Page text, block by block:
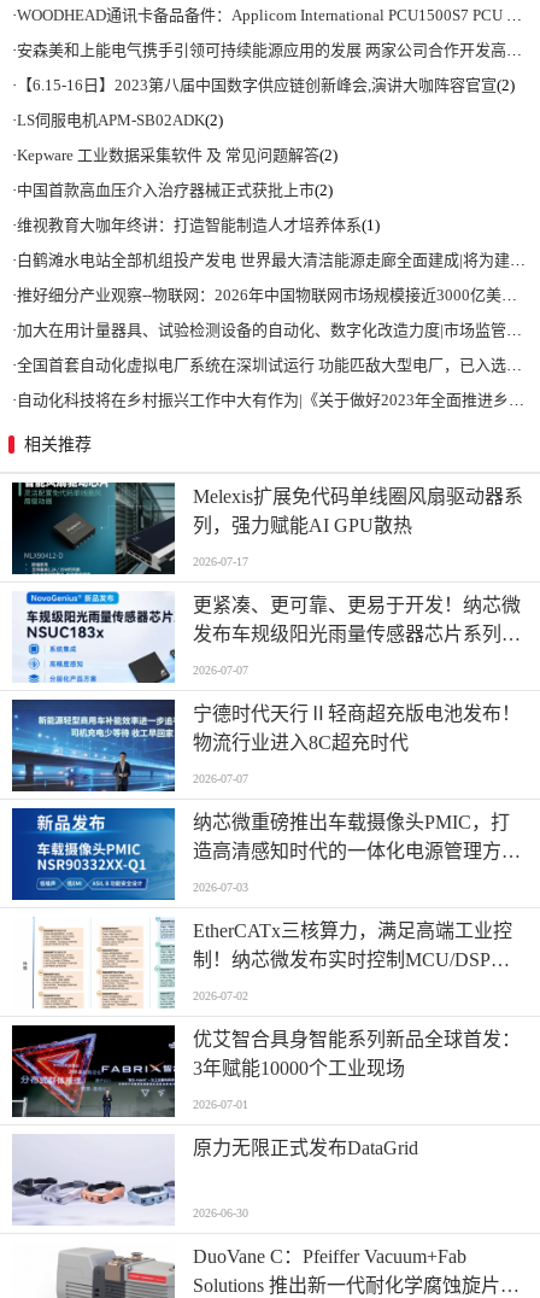
·WOODHEAD通讯卡备品备件：Applicom International PCU1500S7 PCU 1500 S7 V4.5.0
·安森美和上能电气携手引领可持续能源应用的发展 两家公司合作开发高性能储能和太阳能组串式逆变器方案 以实现可持续的未来
· 【6.15-16日】2023第八届中国数字供应链创新峰会,演讲大咖阵容官宣(2)
·LS伺服电机APM-SB02ADK(2)
·Kepware 工业数据采集软件 及 常见问题解答(2)
·中国首款高血压介入治疗器械正式获批上市(2)
·维视教育大咖年终讲：打造智能制造人才培养体系(1)
·白鹤滩水电站全部机组投产发电 世界最大清洁能源走廊全面建成|将为建设新型能源体系、保障国家能源安全、实现“双碳”目标提供有力支撑
·推好细分产业观察--物联网：2026年中国物联网市场规模接近3000亿美元 智慧工厂、智慧城市、智慧电网等将占60%以上
·加大在用计量器具、试验检测设备的自动化、数字化改造力度|市场监管总局 工业和信息化部 关于促进企业计量能力提升的指导意见
·全国首套自动化虚拟电厂系统在深圳试运行 功能匹敌大型电厂，已入选国际典型案例
· 自动化科技将在乡村振兴工作中大有作为|《关于做好2023年全面推进乡村振兴重点工作的意见》发布
相关推荐
Melexis扩展免代码单线圈风扇驱动器系
列，强力赋能AI GPU散热
2026-07-17
更紧凑、更可靠、更易于开发！纳芯微
发布车规级阳光雨量传感器芯片系列
NSUC183x
2026-07-07
宁德时代天行Ⅱ轻商超充版电池发布！
物流行业进入8C超充时代
2026-07-07
纳芯微重磅推出车载摄像头PMIC，打
造高清感知时代的一体化电源管理方
案！
2026-07-03
EtherCATx三核算力，满足高端工业控
制！纳芯微发布实时控制MCU/DSP
NS800RTA7系列
2026-07-02
优艾智合具身智能系列新品全球首发：
3年赋能10000个工业现场
2026-07-01
原力无限正式发布DataGrid
2026-06-30
​DuoVane C：Pfeiffer Vacuum+Fab
Solutions 推出新一代耐化学腐蚀旋片真